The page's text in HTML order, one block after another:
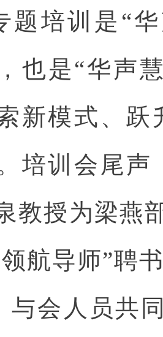
题培训是“
也是“华声
新模式、跃
培训会尾声
教授为梁燕
航导师”聘
与会人员共